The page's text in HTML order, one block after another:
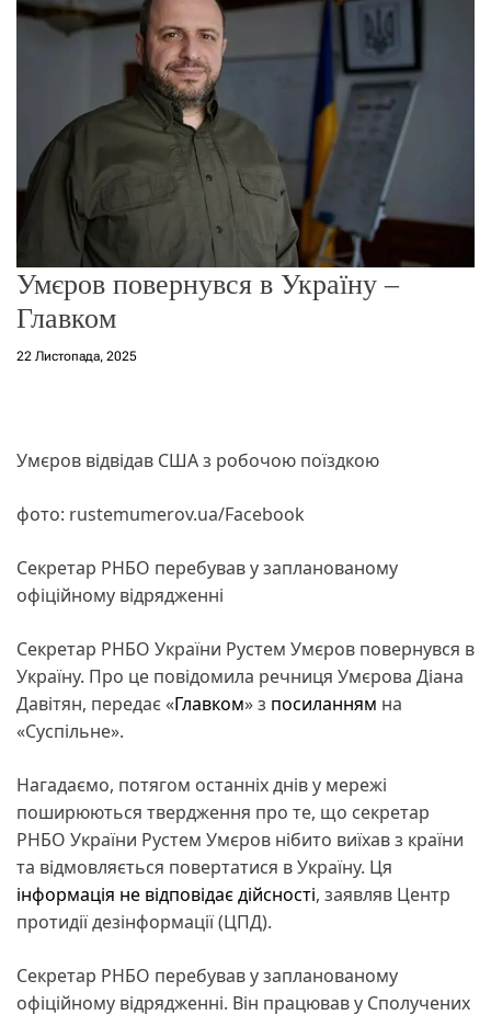
о
е
ж
и
м
Умєров повернувся в Україну –
Главком
22 Листопада, 2025
Умєров відвідав США з робочою поїздкою
фото: rustemumerov.ua/Facebook
Секретар РНБО перебував у запланованому
офіційному відрядженні
Секретар РНБО України Рустем Умєров повернувся в
Україну. Про це повідомила речниця Умєрова Діана
Давітян, передає «Главком» з посиланням на
«Суспільне».
Нагадаємо, потягом останніх днів у мережі
поширюються твердження про те, що секретар
РНБО України Рустем Умєров нібито виїхав з країни
та відмовляється повертатися в Україну. Ця
інформація не відповідає дійсності, заявляв Центр
протидії дезінформації (ЦПД).
Секретар РНБО перебував у запланованому
офіційному відрядженні. Він працював у Сполучених